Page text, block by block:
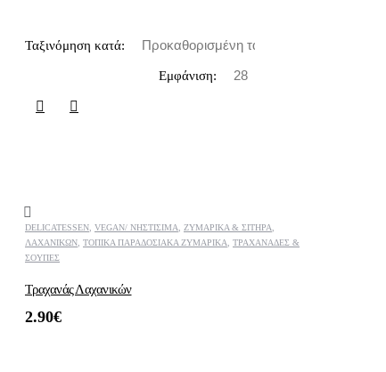
Ταξινόμηση κατά:
Εμφάνιση:
DELICATESSEN VEGAN/ ΝΗΣΤΊΣΙΜΑ ΖΥΜΑΡΙΚΆ & ΣΙΤΗΡΆ
ΛΑΧΑΝΙΚΏΝ ΤΟΠΙΚΆ ΠΑΡΑΔΟΣΙΑΚΆ ΖΥΜΑΡΙΚΆ
ΤΡΑΧΑΝΆΔΕΣ &
ΣΟΎΠΕΣ
Τραχανάς Λαχανικών
2.90€